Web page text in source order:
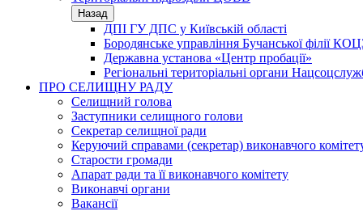
Назад
ДПІ ГУ ДПС у Київській області
Бородянське управління Бучанської філії
Державна установа «Центр пробації»
Регіональні територіальні органи
ПРО СЕЛИЩНУ РАДУ
Селищний голова
Заступники селищного голови
Секретар селищної ради
Керуючий справами (секретар) виконавчого
Старости громади
Апарат ради та її виконавчого комітету
Виконавчі органи
Вакансії